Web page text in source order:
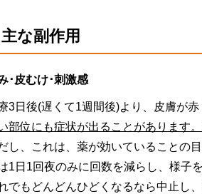
主な副作用
･皮むけ･刺激感
3日後(遅くて1週間後)より、皮膚が
部位にも症状が出ることがあります
し、これは、薬が効いていることの
1日1回夜のみに回数を減らし、様子
でもどんどんひどくなるなら中止し